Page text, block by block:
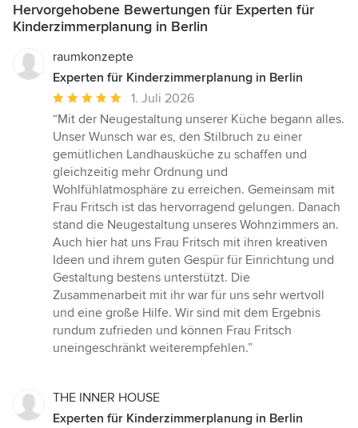
Hervorgehobene Bewertungen für Experten für
Kinderzimmerplanung in Berlin
raumkonzepte
Experten für Kinderzimmerplanung in Berlin
Durchschnittliche
Bewertung:
5
von
5
Sternen
1. Juli 2026
“Mit der Neugestaltung unserer Küche begann alles.
Unser Wunsch war es, den Stilbruch zu einer
gemütlichen Landhausküche zu schaffen und
gleichzeitig mehr Ordnung und
Wohlfühlatmosphäre zu erreichen. Gemeinsam mit
Frau Fritsch ist das hervorragend gelungen. Danach
stand die Neugestaltung unseres Wohnzimmers an.
Auch hier hat uns Frau Fritsch mit ihren kreativen
Ideen und ihrem guten Gespür für Einrichtung und
Gestaltung bestens unterstützt. Die
Zusammenarbeit mit ihr war für uns sehr wertvoll
und eine große Hilfe. Wir sind mit dem Ergebnis
rundum zufrieden und können Frau Fritsch
uneingeschränkt weiterempfehlen.”
THE INNER HOUSE
Experten für Kinderzimmerplanung in Berlin